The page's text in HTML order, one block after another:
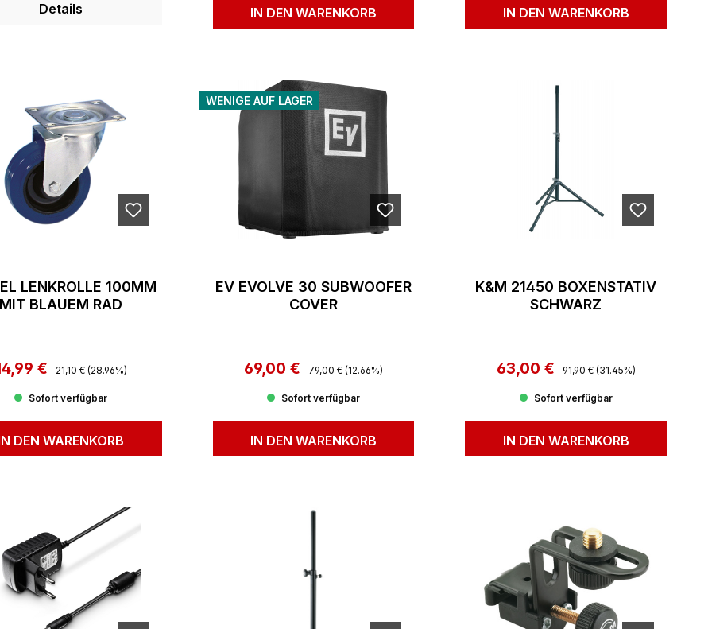
Details IN DEN WARENKORB IN DEN WARENKORB
LENKROLLE 100MM
MIT BLAUEM RAD
€ Regulärer Preis:
21,10 € (28.96%)
Sofort verfügbar
DEN WARENKORB
WENIGE AUF LAGER
EV EVOLVE 30 SUBWOOFER
COVER
Verkaufspreis:
69,00 € Regulärer Preis:
79,00 € (12.66%)
Sofort verfügbar
IN DEN WARENKORB
K&M 21450 BOXENSTATIV
SCHWARZ
Verkaufspreis:
63,00 € Regulärer Preis:
91,90 € (31.45%)
Sofort verfügbar
IN DEN WARENKORB